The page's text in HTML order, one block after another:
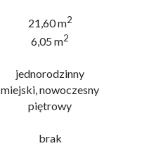
21,60 m2
6,05 m2
jednorodzinny
miejski, nowoczesny
piętrowy
brak